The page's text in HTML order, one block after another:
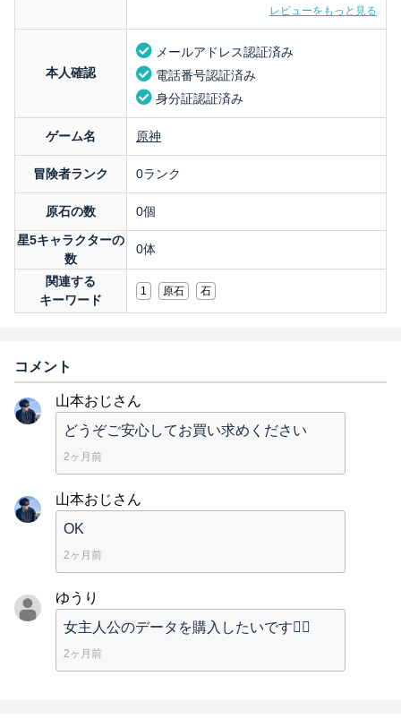
レビューをもっと見る
本人確認
メールアドレス認証済み
電話番号認証済み
身分証認証済み
ゲーム名 原神
冒険者ランク 0ランク
原石の数
0個
星5キャラクターの
数
0体
関連する
キーワード
1 原石 石
コメント
山本おじさん
どうぞご安心してお買い求めください
2ヶ月前
山本おじさん
OK
2ヶ月前
ゆうり
女主人公のデータを購入したいです🙇‍♀️
2ヶ月前